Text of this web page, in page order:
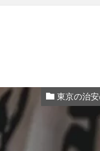
東京の治